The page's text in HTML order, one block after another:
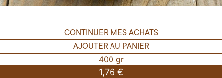
CONTINUER MES ACHATS
AJOUTER AU PANIER
400 gr
1,76 €